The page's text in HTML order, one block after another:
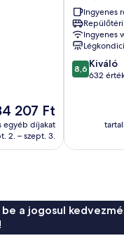
207 Ft
207 Ft
egyéb díjakat
2. – szept. 3.
Fethiye,
Ingyenes
Ingyenes
8.6
ennyiből:
értékelés
8,6 Kiváló
632
a jogosul